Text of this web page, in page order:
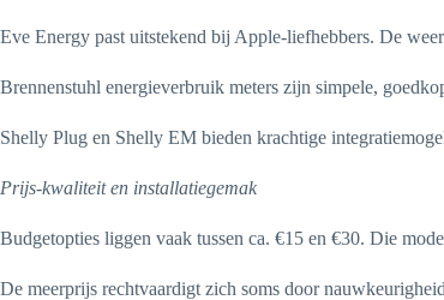
Eve Energy past uitstekend bij Apple-liefhebbers. De
Brennenstuhl energieverbruik meters zijn simpele,
Shelly Plug en Shelly EM bieden krachtige
Prijs-kwaliteit en installatiegemak
Budgetopties liggen vaak tussen ca. €15 en €30. Die
De meerprijs rechtvaardigt zich soms door